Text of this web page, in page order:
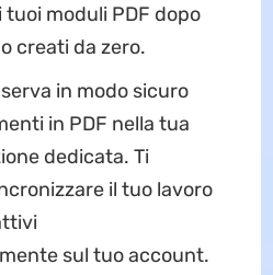
tuoi moduli PDF dopo
creati da zero.
in modo sicuro
in PDF nella tua
dedicata. Ti
il tuo lavoro
sul tuo account.